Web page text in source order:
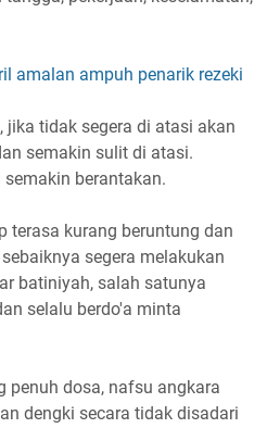
amalan ampuh penarik rezeki
jika tidak segera di atasi akan
semakin sulit di atasi.
berantakan.
terasa kurang beruntung dan
segera melakukan
batiniyah, salah satunya
selalu berdo'a minta
penuh dosa, nafsu angkara
dengki secara tidak disadari